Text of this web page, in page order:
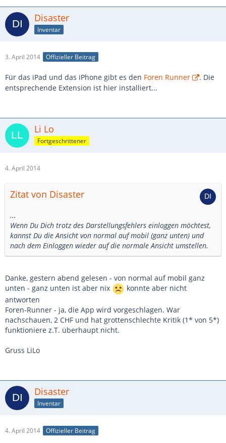
Disaster
Inventar
3. April 2014 Offizieller Beitrag
Für das iPad und das iPhone gibt es den Foren Runner
. Die
entsprechende Extension ist hier installiert...
Li Lo
Fortgeschrittener
4. April 2014
Zitat von Disaster
...
Wenn Du Dich trotz des Darstellungsfehlers einloggen möchtest,
kannst Du die Ansicht von normal auf mobil (ganz unten) und
nach dem Einloggen wieder auf die normale Ansicht umstellen.
Danke, gestern abend gelesen - von normal auf mobil ganz
unten - ganz unten ist aber nix
konnte aber nicht
antworten
Foren-Runner - ja, die App wird vorgeschlagen. War
nachschauen, 2 CHF und hat grottenschlechte Kritik (1* von 5*)
funktioniere z.T. überhaupt nicht.
Gruss LiLo
Disaster
Inventar
4. April 2014 Offizieller Beitrag